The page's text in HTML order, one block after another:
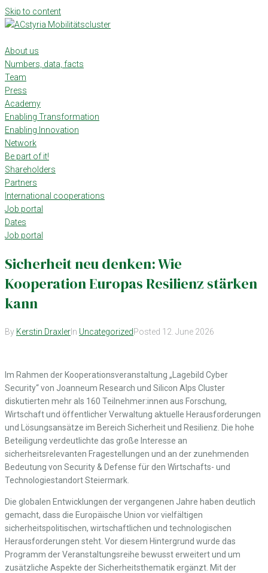
Skip to content
About us
Numbers, data, facts
Team
Press
Academy
Enabling Transformation
Enabling Innovation
Network
Be part of it!
Shareholders
Partners
International cooperations
Job portal
Dates
Job portal
Sicherheit neu denken: Wie
Kooperation Europas Resilienz stärken
kann
By Kerstin Draxler In UncategorizedPosted 12. June 2026
Im Rahmen der Kooperationsveranstaltung „Lagebild Cyber
Security“ von Joanneum Research und Silicon Alps Cluster
diskutierten mehr als 160 Teilnehmer:innen aus Forschung,
Wirtschaft und öffentlicher Verwaltung aktuelle Herausforderungen
und Lösungsansätze im Bereich Sicherheit und Resilienz. Die hohe
Beteiligung verdeutlichte das große Interesse an
sicherheitsrelevanten Fragestellungen und an der zunehmenden
Bedeutung von Security & Defense für den Wirtschafts- und
Technologiestandort Steiermark.
Die globalen Entwicklungen der vergangenen Jahre haben deutlich
gemacht, dass die Europäische Union vor vielfältigen
sicherheitspolitischen, wirtschaftlichen und technologischen
Herausforderungen steht. Vor diesem Hintergrund wurde das
Programm der Veranstaltungsreihe bewusst erweitert und um
zusätzliche Aspekte der Sicherheitsthematik ergänzt. Mit der